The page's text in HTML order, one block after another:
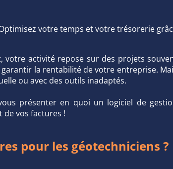
votre temps et votre trésorerie
votre activité repose sur des projets
la rentabilité de votre entreprise.
ou avec des outils inadaptés.
présenter en quoi un logiciel de
vos factures !
pour les géotechniciens ?